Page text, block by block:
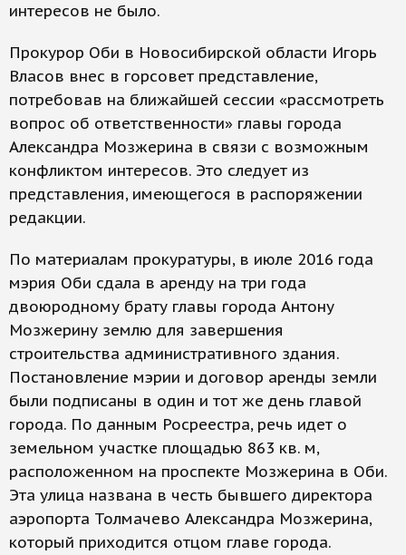
интересов не было.
Прокурор Оби в Новосибирской области Игорь
Власов внес в горсовет представление,
потребовав на ближайшей сессии «рассмотреть
вопрос об ответственности» главы города
Александра Мозжерина в связи с возможным
конфликтом интересов. Это следует из
представления, имеющегося в распоряжении
редакции.
По материалам прокуратуры, в июле 2016 года
мэрия Оби сдала в аренду на три года
двоюродному брату главы города Антону
Мозжерину землю для завершения
строительства административного здания.
Постановление мэрии и договор аренды земли
были подписаны в один и тот же день главой
города. По данным Росреестра, речь идет о
земельном участке площадью 863 кв. м,
расположенном на проспекте Мозжерина в Оби.
Эта улица названа в честь бывшего директора
аэропорта Толмачево Александра Мозжерина,
который приходится отцом главе города.